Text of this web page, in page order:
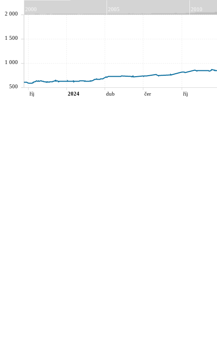
2000 2005 2010
500
1 000
1 500
2 000
říj 2024 dub čer říj